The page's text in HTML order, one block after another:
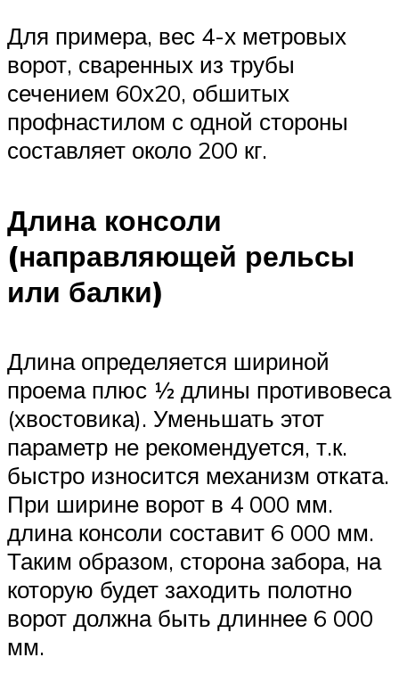
Для примера, вес 4-х метровых
ворот, сваренных из трубы
сечением 60х20, обшитых
профнастилом с одной стороны
составляет около 200 кг.
Длина консоли
(направляющей рельсы
или балки)
Длина определяется шириной
проема плюс ½ длины противовеса
(хвостовика). Уменьшать этот
параметр не рекомендуется, т.к.
быстро износится механизм отката.
При ширине ворот в 4 000 мм.
длина консоли составит 6 000 мм.
Таким образом, сторона забора, на
которую будет заходить полотно
ворот должна быть длиннее 6 000
мм.